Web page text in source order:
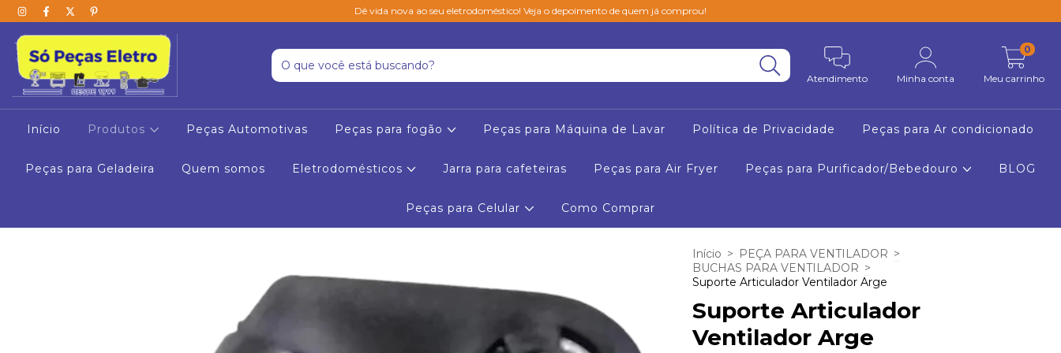
Dê vida nova ao seu eletrodoméstico! Veja o depoimento de quem já comprou!
Atendimento Minha conta Meu carrinho
0
Início Produtos Peças Automotivas Peças para fogão Peças para Máquina de Lavar Política de Privacidade Peças para Ar condicionado
Peças para Geladeira Quem somos Eletrodomésticos Jarra para cafeteiras Peças para Air Fryer Peças para Purificador/Bebedouro BLOG
Peças para Celular Como Comprar
Início > PEÇA PARA VENTILADOR >
BUCHAS PARA VENTILADOR >
Suporte Articulador Ventilador Arge
Suporte Articulador
Ventilador Arge